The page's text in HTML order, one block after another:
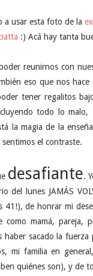
a usar esta foto de la
:) Acá hay tanta
reunirnos con
eso que nos
tener regalitos
todo lo malo,
la magia de la
el contraste.
desafiante.
del lunes JAMÁS
41!), de honrar mi
como mamá, pareja,
haber sacado la
mi familia en
quiénes son), y de